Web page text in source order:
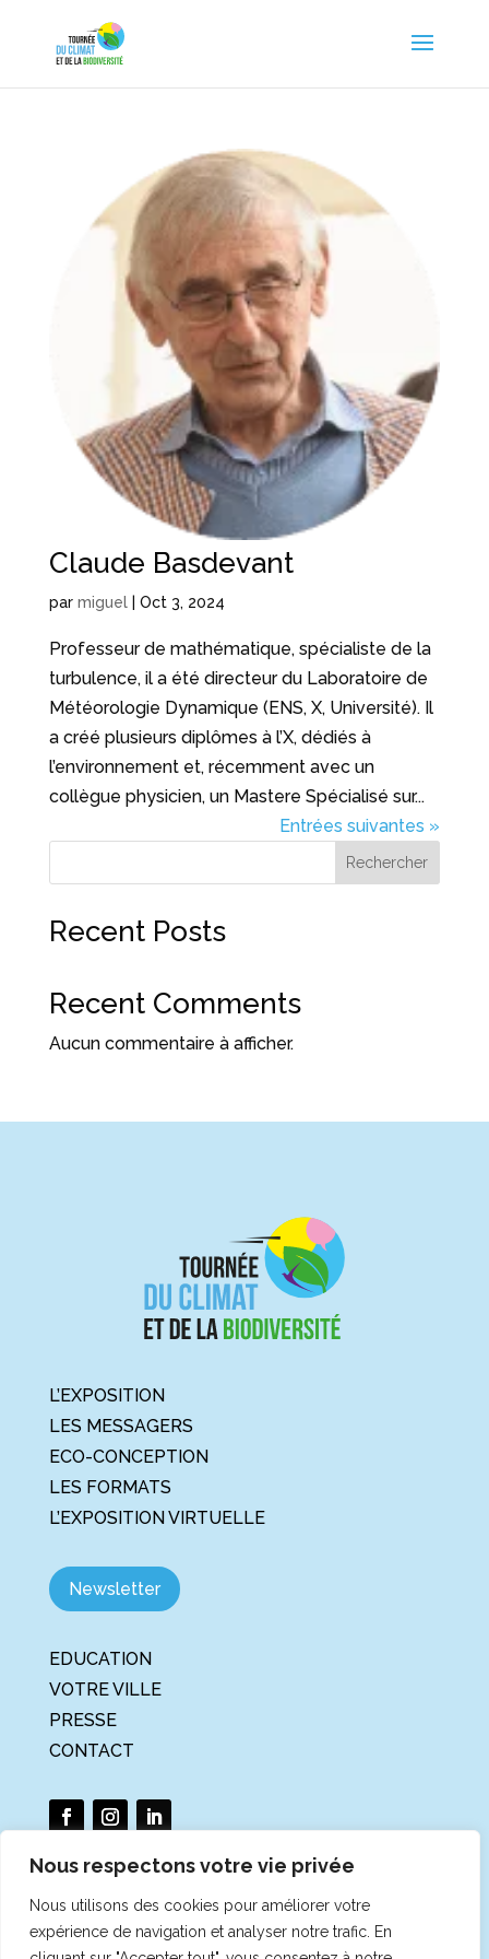
Nous respectons votre vie privée
Nous utilisons des cookies pour améliorer votre
expérience de navigation et analyser notre trafic. En
Claude Basdevant
par miguel| Oct 3, 2024
Professeur de mathématique, spécialiste de la
turbulence, il a été directeur du Laboratoire de
Météorologie Dynamique (ENS, X, Université). Il
a créé plusieurs diplômes à l’X, dédiés à
l’environnement et, récemment avec un
collègue physicien, un Mastere Spécialisé sur...
Entrées suivantes »
Rechercher
Recent Posts
Recent Comments
Aucun commentaire à afficher.
L’EXPOSITION
LES MESSAGERS
ECO-CONCEPTION
LES FORMATS
L’EXPOSITION VIRTUELLE
Newsletter
EDUCATION
VOTRE VILLE
PRESSE
CONTACT
La Tournée du Climat et de la
Biodiversité est un projet porté par